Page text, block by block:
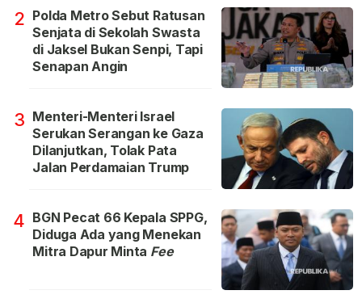
2 Polda Metro Sebut Ratusan
Senjata di Sekolah Swasta
di Jaksel Bukan Senpi, Tapi
Senapan Angin
3 Menteri-Menteri Israel
Serukan Serangan ke Gaza
Dilanjutkan, Tolak Pata
Jalan Perdamaian Trump
4 BGN Pecat 66 Kepala SPPG,
Diduga Ada yang Menekan
Mitra Dapur Minta Fee